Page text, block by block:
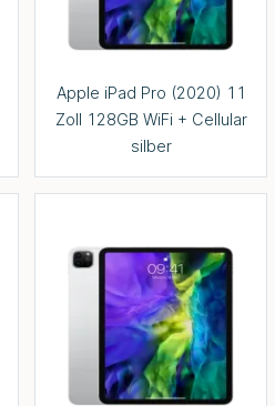
Apple iPad Pro (2020) 11
Zoll 128GB WiFi + Cellular
silber